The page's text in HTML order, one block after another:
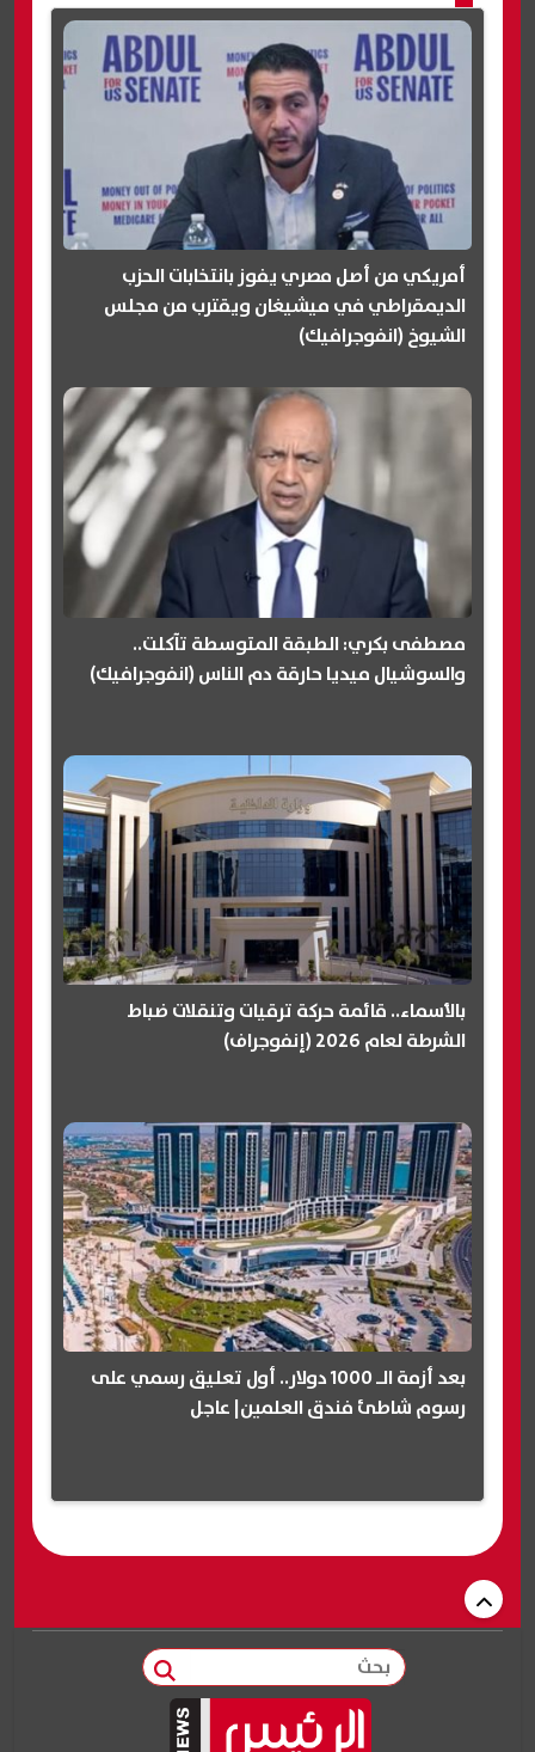
أمريكي من أصل مصري يفوز بانتخابات الحزب
الديمقراطي في ميشيغان ويقترب من مجلس
الشيوخ (انفوجرافيك)
مصطفى بكري: الطبقة المتوسطة تآكلت..
والسوشيال ميديا حارقة دم الناس (انفوجرافيك)
بالأسماء.. قائمة حركة ترقيات وتنقلات ضباط
الشرطة لعام 2026 (إنفوجراف)
بعد أزمة الـ 1000 دولار.. أول تعليق رسمي على
رسوم شاطئ فندق العلمين| عاجل
بحث